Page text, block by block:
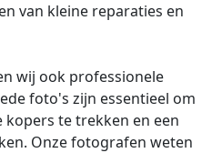
van kleine reparaties en
wij ook professionele
foto's zijn essentieel om
te trekken en een
Onze fotografen weten